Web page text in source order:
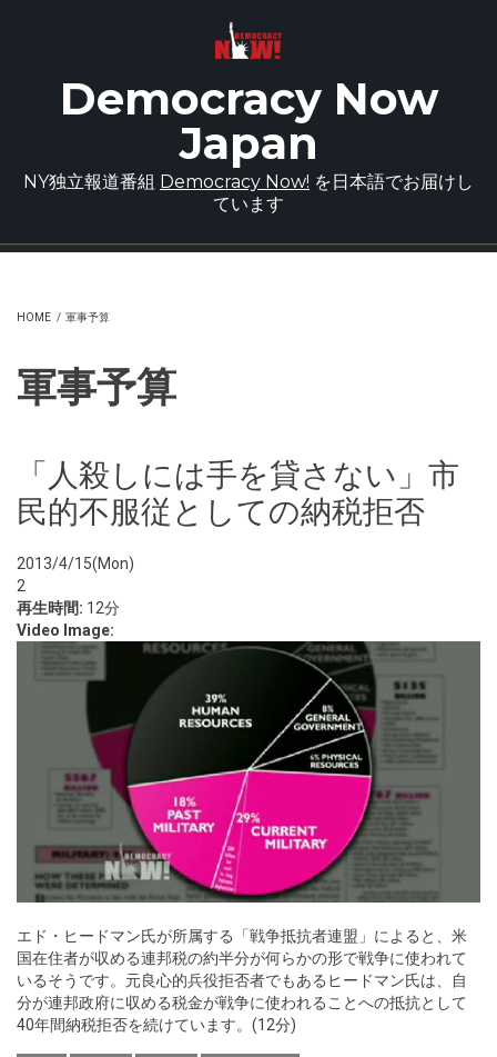
Democracy Now
Japan
NY独立報道番組 Democracy Now! を日本語でお届けし
ています
HOME / 軍事予算
軍事予算
「人殺しには手を貸さない」市
民的不服従としての納税拒否
2013/4/15(Mon)
2
再生時間: 12分
Video Image:
エド・ヒードマン氏が所属する「戦争抵抗者連盟」によると、米
国在住者が収める連邦税の約半分が何らかの形で戦争に使われて
いるそうです。元良心的兵役拒否者でもあるヒードマン氏は、自
分が連邦政府に収める税金が戦争に使われることへの抵抗として
40年間納税拒否を続けています。(12分)